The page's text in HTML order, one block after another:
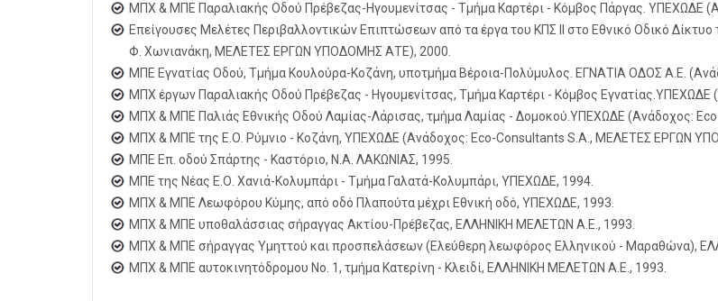
ΜΠΧ & ΜΠΕ Παραλιακής Οδού Πρέβεζας-Ηγουμενίτσας - Τμήμα Καρτέρι - Κόμβος Πάργας. ΥΠΕΧΩΔΕ
Επείγουσες Μελέτες Περιβαλλοντικών Επιπτώσεων από τα έργα του ΚΠΣ ΙΙ στο Εθνικό Οδικό
Φ. Χωνιανάκη, ΜΕΛΕΤΕΣ ΕΡΓΩΝ ΥΠΟΔΟΜΗΣ ΑΤΕ), 2000.
ΜΠΕ Εγνατίας Οδού, Τμήμα Κουλούρα-Κοζάνη, υποτμήμα Βέροια-Πολύμυλος. ΕΓΝΑΤΙΑ ΟΔΟΣ Α.Ε.
ΜΠΧ έργων Παραλιακής Οδού Πρέβεζας - Ηγουμενίτσας, Τμήμα Καρτέρι - Κόμβος Εγνατίας.ΥΠΕΧΩΔΕ
ΜΠΧ & ΜΠΕ Παλιάς Εθνικής Οδού Λαμίας-Λάρισας, τμήμα Λαμίας - Δομοκού.ΥΠΕΧΩΔΕ (Ανάδοχος:
ΜΠΧ & ΜΠΕ της Ε.Ο. Ρύμνιο - Κοζάνη, ΥΠΕΧΩΔΕ (Ανάδοχος: Eco-Consultants S.A., ΜΕΛΕΤΕΣ ΕΡΓΩΝ
ΜΠΕ Επ. οδού Σπάρτης - Καστόριο, Ν.Α. ΛΑΚΩΝΙΑΣ, 1995.
ΜΠΕ της Νέας Ε.Ο. Χανιά-Κολυμπάρι - Τμήμα Γαλατά-Κολυμπάρι, ΥΠΕΧΩΔΕ, 1994.
ΜΠΧ & ΜΠΕ Λεωφόρου Κύμης, από οδό Πλαπούτα μέχρι Εθνική οδό, ΥΠΕΧΩΔΕ, 1993.
ΜΠΧ & ΜΠΕ υποθαλάσσιας σήραγγας Ακτίου-Πρέβεζας, ΕΛΛΗΝΙΚΗ ΜΕΛΕΤΩΝ Α.Ε., 1993.
ΜΠΧ & ΜΠΕ σήραγγας Υμηττού και προσπελάσεων (Ελεύθερη λεωφόρος Ελληνικού - Μαραθώνα),
ΜΠΧ & ΜΠΕ αυτοκινητόδρομου Νο. 1, τμήμα Κατερίνη - Κλειδί, ΕΛΛΗΝΙΚΗ ΜΕΛΕΤΩΝ Α.Ε., 1993.